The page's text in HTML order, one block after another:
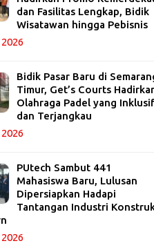
dan Fasilitas Lengkap, Bidik
Wisatawan hingga Pebisnis
Bidik Pasar Baru di
Timur, Get’s Courts
Olahraga Padel yang Inklusif
dan Terjangkau
PUtech Sambut 441
Mahasiswa Baru, Lulusan
Dipersiapkan Hadapi
Tantangan Industri